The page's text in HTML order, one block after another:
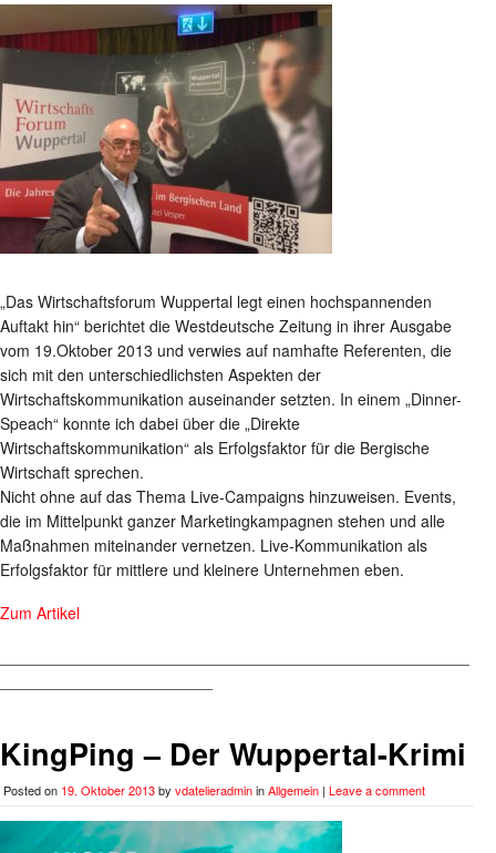
„Das Wirtschaftsforum Wuppertal legt einen hochspannenden
Auftakt hin“ berichtet die Westdeutsche Zeitung in ihrer Ausgabe
vom 19.Oktober 2013 und verwies auf namhafte Referenten, die
sich mit den unterschiedlichsten Aspekten der
Wirtschaftskommunikation auseinander setzten. In einem „Dinner-
Speach“ konnte ich dabei über die „Direkte
Wirtschaftskommunikation“ als Erfolgsfaktor für die Bergische
Wirtschaft sprechen.
Nicht ohne auf das Thema Live-Campaigns hinzuweisen. Events,
die im Mittelpunkt ganzer Marketingkampagnen stehen und alle
Maßnahmen miteinander vernetzen. Live-Kommunikation als
Erfolgsfaktor für mittlere und kleinere Unternehmen eben.
Zum Artikel
KingPing – Der Wuppertal-Krimi
Posted on 19. Oktober 2013by vdatelieradmininAllgemein | Leave a comment